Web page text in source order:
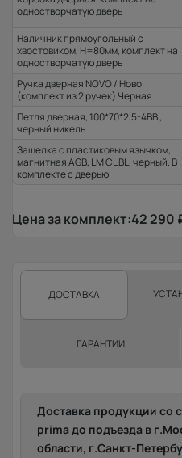
одностворчатую дверь
Наличник прямоугольный с
хвостовиком, H=80мм, комплект на
одностворчатую дверь
Ручка дверная NOVO / Ново
(комплект из 2 ручек) Черная
Петля дверная, 100*70*2,5-4ВВ ,
черный никель
Защелка с пластиковым язычком,
магнитная AGB, LM CL BL, черный. В
комплекте с дверью.
Цена за комплект:42 290
ДОСТАВКА
ГАРАНТИИ
Доставка продукции со
prima до подъезда в
области, г.Санкт-